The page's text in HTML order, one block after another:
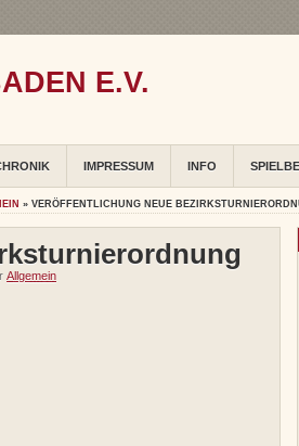
E.V.
IMPRESSUM INFO
» VERÖFFENTLICHUNG NEUE
Allgemein